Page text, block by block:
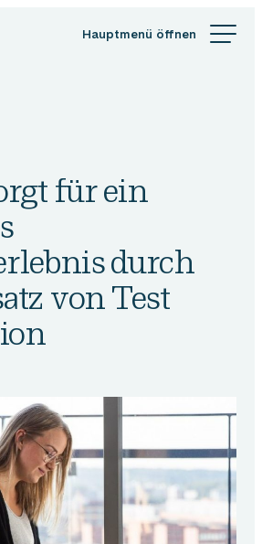
für ein
durch
von Test